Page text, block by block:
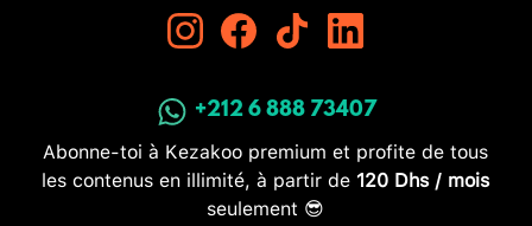
+212 6 888 73407
Abonne-toi à Kezakoo premium et profite de tous
les contenus en illimité, à partir de 120 Dhs / mois
seulement 😎